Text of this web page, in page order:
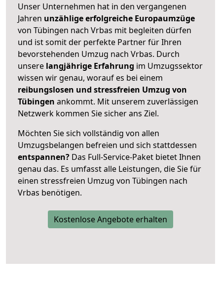
Unser Unternehmen hat in den vergangenen
Jahren unzählige erfolgreiche Europaumzüge
von Tübingen nach Vrbas mit begleiten dürfen
und ist somit der perfekte Partner für Ihren
bevorstehenden Umzug nach Vrbas. Durch
unsere langjährige Erfahrung im Umzugssektor
wissen wir genau, worauf es bei einem
reibungslosen und stressfreien Umzug von
Tübingen ankommt. Mit unserem zuverlässigen
Netzwerk kommen Sie sicher ans Ziel.
Möchten Sie sich vollständig von allen
Umzugsbelangen befreien und sich stattdessen
entspannen? Das Full-Service-Paket bietet Ihnen
genau das. Es umfasst alle Leistungen, die Sie für
einen stressfreien Umzug von Tübingen nach
Vrbas benötigen.
Kostenlose Angebote erhalten